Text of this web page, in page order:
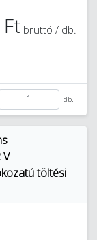
bruttó / db.
db.
töltési